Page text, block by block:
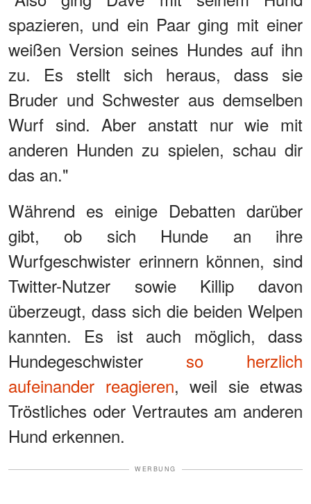
spazieren, und ein Paar ging mit einer
weißen Version seines Hundes auf ihn
zu. Es stellt sich heraus, dass sie
Bruder und Schwester aus demselben
Wurf sind. Aber anstatt nur wie mit
anderen Hunden zu spielen, schau dir
das an."
Während es einige Debatten darüber
gibt, ob sich Hunde an ihre
Wurfgeschwister erinnern können, sind
Twitter-Nutzer sowie Killip davon
überzeugt, dass sich die beiden Welpen
kannten. Es ist auch möglich, dass
Hundegeschwister so herzlich
aufeinander reagieren, weil sie etwas
Tröstliches oder Vertrautes am anderen
Hund erkennen.
WERBUNG